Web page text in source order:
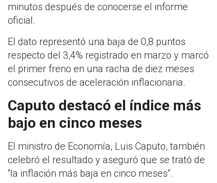
minutos después de conocerse el informe
oficial.
El dato representó una baja de 0,8 puntos
respecto del 3,4% registrado en marzo y marcó
el primer freno en una racha de diez meses
consecutivos de aceleración inflacionaria.
Caputo destacó el índice más
bajo en cinco meses
El ministro de Economía, Luis Caputo, también
celebró el resultado y aseguró que se trató de
“la inflación más baja en cinco meses”.